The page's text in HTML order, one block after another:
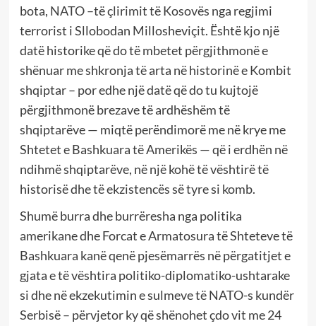
bota, NATO –të çlirimit të Kosovës nga regjimi
terrorist i Sllobodan Millosheviçit. Është kjo një
datë historike që do të mbetet përgjithmonë e
shënuar me shkronja të arta në historinë e Kombit
shqiptar – por edhe një datë që do tu kujtojë
përgjithmonë brezave të ardhëshëm të
shqiptarëve — miqtë perëndimorë me në krye me
Shtetet e Bashkuara të Amerikës — që i erdhën në
ndihmë shqiptarëve, në një kohë të vështirë të
historisë dhe të ekzistencës së tyre si komb.
Shumë burra dhe burrëresha nga politika
amerikane dhe Forcat e Armatosura të Shteteve të
Bashkuara kanë qenë pjesëmarrës në përgatitjet e
gjata e të vështira politiko-diplomatiko-ushtarake
si dhe në ekzekutimin e sulmeve të NATO-s kundër
Serbisë – përvjetor ky që shënohet çdo vit me 24